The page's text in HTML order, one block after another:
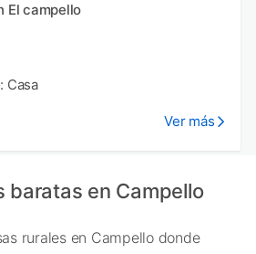
El campello
Casa
Ver más
baratas en Campello
rurales en Campello donde